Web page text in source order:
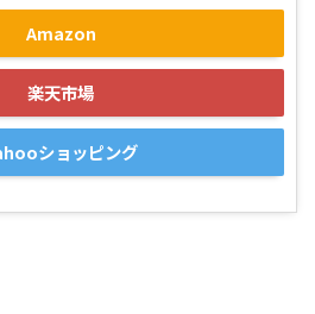
Amazon
楽天市場
ショッピング